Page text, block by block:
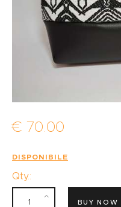
€ 70.00
DISPONIBILE
Qty.:
BUY NOW